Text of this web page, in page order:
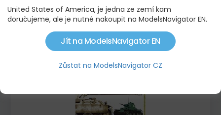
PLÁTĚNÁ TAŠKA S MOTIVEM FORTSCHRITT E 302
224,00 KČ
United States of America, je jedna ze zemí kam
doručujeme, ale je nutné nakoupit na ModelsNavigator EN.
Jít na ModelsNavigator EN
Zůstat na ModelsNavigator CZ